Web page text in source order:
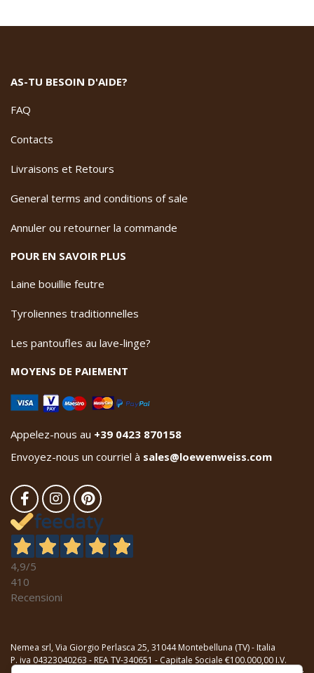
AS-TU BESOIN D'AIDE?
FAQ
Contacts
Livraisons et Retours
General terms and conditions of sale
Annuler ou retourner la commande
POUR EN SAVOIR PLUS
Laine bouillie feutre
Tyroliennes traditionnelles
Les pantoufles au lave-linge?
MOYENS DE PAIEMENT
Appelez-nous au +39 0423 870158
Envoyez-nous un courriel à sales@loewenweiss.com
4,9/5
410
Recensioni
Nemea srl, Via Giorgio Perlasca 25, 31044 Montebelluna (TV) - Italia
P. iva 04323040263 - REA TV-340651 - Capitale Sociale €100.000,00 I.V.